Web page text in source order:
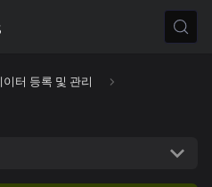
이터 등록 및 관리